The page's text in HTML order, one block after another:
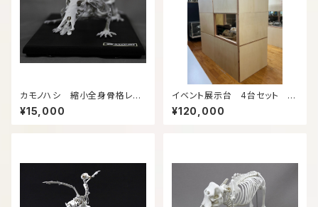
カモノハシ 縮小全身骨格レプ
リカ Platypus, miniature wh
ole body skeleton replica.
¥15,000
イベント展示台 4台セット 1
カ月レンタル【お試し期間：関西
圏限定】
¥120,000